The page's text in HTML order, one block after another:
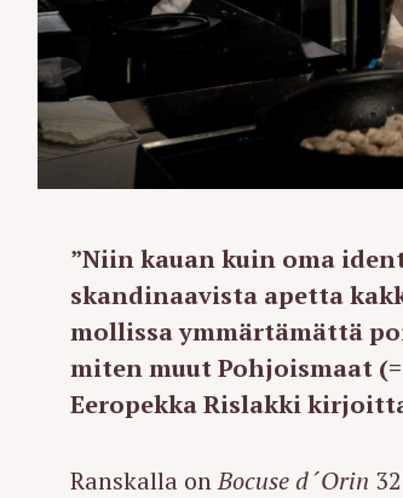
”Niin kauan kuin oma
skandinaavista apetta
mollissa ymmärtämättä
miten muut Pohjoismaat
Eeropekka Rislakki
Ranskalla onBocuse d´Orin